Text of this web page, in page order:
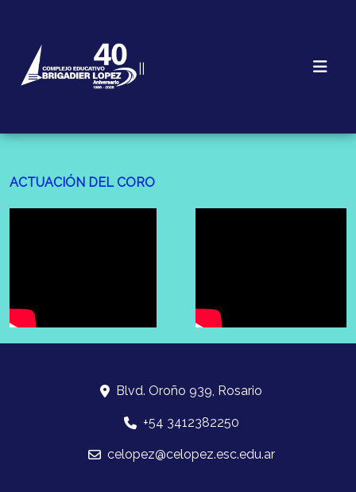
ACTUACIÓN DEL CORO
Blvd. Oroño 939, Rosario
+54 3412382250
celopez@celopez.esc.edu.ar